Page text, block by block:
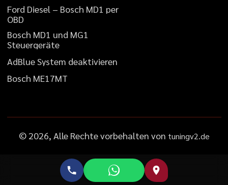
Ford Diesel – Bosch MD1 per
OBD
Bosch MD1 und MG1
Steuergeräte
AdBlueSystem deaktivieren
Bosch ME17MT
© 2026, Alle Rechte vorbehalten von tuningv2.de